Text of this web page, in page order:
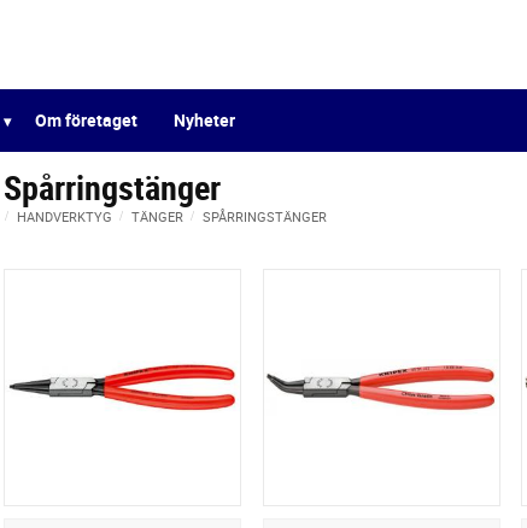
Om företaget Nyheter
Spårringstänger
HANDVERKTYG TÄNGER SPÅRRINGSTÄNGER